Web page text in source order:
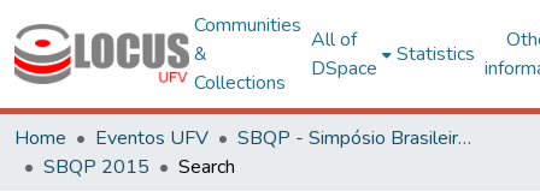
Communities
&
Collections
All of
DSpace
Statistics
Home Eventos UFV
SBQP - Simpósio Brasileiro de Qualidade do Projeto no Ambiente Construído
SBQP 2015
Search